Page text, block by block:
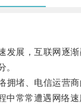
展，互联网逐渐
。
堵、电信运营商
中常常遭遇网络速